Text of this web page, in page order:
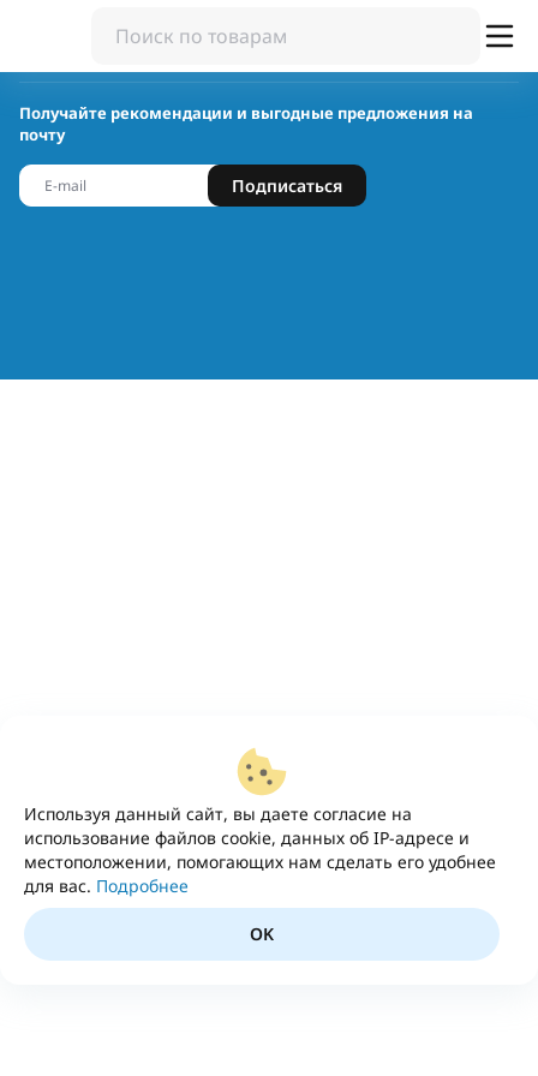
Используя данный сайт, вы даете согласие на
использование файлов cookie, данных об IP-адресе и
местоположении, помогающих нам сделать его удобнее
для вас. Подробнее
OK
Получайте рекомендации и выгодные предложения на
почту
Подписаться